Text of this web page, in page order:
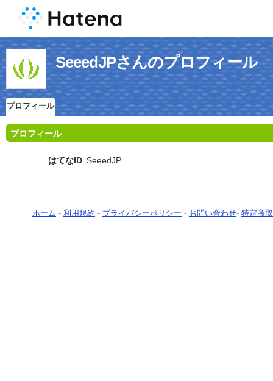
SeeedJPさんのプロフィール
プロフィール
プロフィール
はてなID SeeedJP
ホーム - 利用規約 - プライバシーポリシー - お問い合わせ- 特定商